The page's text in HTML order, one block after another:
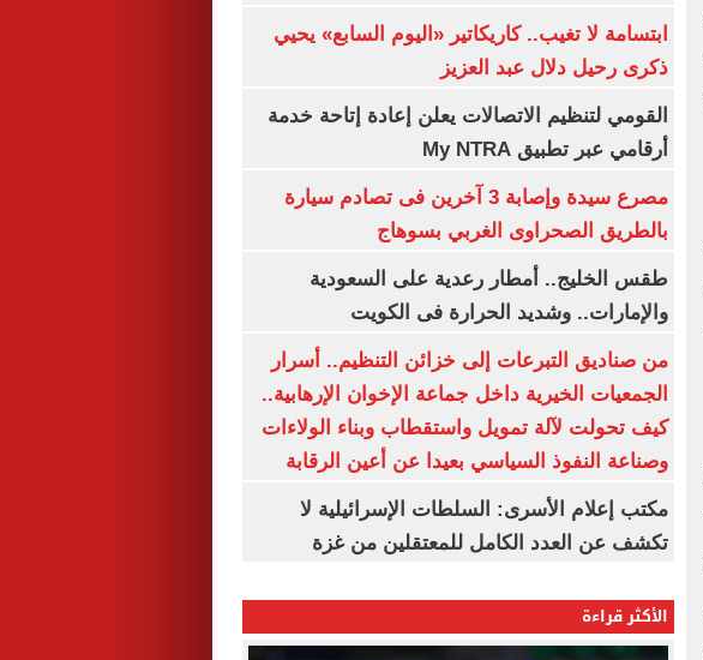
ابتسامة لا تغيب.. كاريكاتير «اليوم السابع» يحيي
ذكرى رحيل دلال عبد العزيز
القومي لتنظيم الاتصالات يعلن إعادة إتاحة خدمة
أرقامي عبر تطبيق My NTRA
مصرع سيدة وإصابة 3 آخرين فى تصادم سيارة
بالطريق الصحراوى الغربي بسوهاج
طقس الخليج.. أمطار رعدية على السعودية
والإمارات.. وشديد الحرارة فى الكويت
من صناديق التبرعات إلى خزائن التنظيم.. أسرار
الجمعيات الخيرية داخل جماعة الإخوان الإرهابية..
كيف تحولت لآلة تمويل واستقطاب وبناء الولاءات
وصناعة النفوذ السياسي بعيدا عن أعين الرقابة
مكتب إعلام الأسرى: السلطات الإسرائيلية لا
تكشف عن العدد الكامل للمعتقلين من غزة
الأكثر قراءة